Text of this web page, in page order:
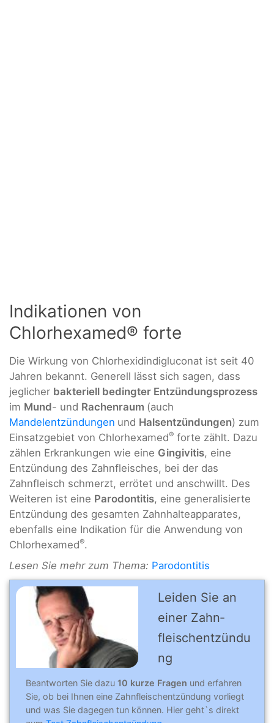
Indikationen von
Chlorhexamed® forte
Die Wirkung von Chlorhexidindigluconat ist seit 40
Jahren bekannt. Generell lässt sich sagen, dass
jeglicher bakteriell bedingter Entzündungsprozess
im Mund- und Rachenraum (auch
Mandelentzündungen und Halsentzündungen) zum
Einsatzgebiet von Chlorhexamed® forte zählt. Dazu
zählen Erkrankungen wie eine Gingivitis, eine
Entzündung des Zahnfleisches, bei der das
Zahnfleisch schmerzt, errötet und anschwillt. Des
Weiteren ist eine Parodontitis, eine generalisierte
Entzündung des gesamten Zahnhalteapparates,
ebenfalls eine Indikation für die Anwendung von
Chlorhexamed®.
Lesen Sie mehr zum Thema: Parodontitis
Leiden Sie an
einer Zahn­
fleischentzündu
ng
Beantworten Sie dazu 10 kurze Fragen und erfahren
Sie, ob bei Ihnen eine Zahnfleischentzündung vorliegt
und was Sie dagegen tun können. Hier geht`s direkt